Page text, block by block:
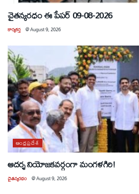
చైతన్యరధం ఈ పేపర్ 09-08-2026
కార్యకర్త @August 9, 2026
ఆంధ్రప్రదేశ్
ఆదర్శ నియోజకవర్గంగా మంగళగిరి!
చైతన్యరధం @August 9, 2026
ఆంధ్రప్రదేశ్